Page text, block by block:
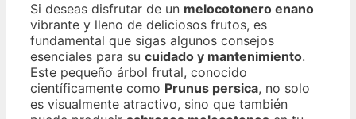
Si deseas disfrutar de un melocotonero enano
vibrante y lleno de deliciosos frutos, es
fundamental que sigas algunos consejos
esenciales para su cuidado y mantenimiento.
Este pequeño árbol frutal, conocido
científicamente como Prunus persica, no solo
es visualmente atractivo, sino que también